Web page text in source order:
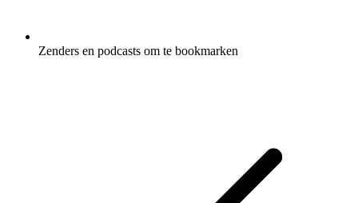
Zenders en podcasts om te bookmarken